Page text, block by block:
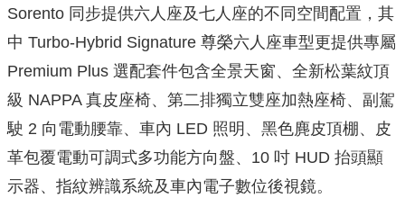
Sorento 同步提供六人座及七人座的不同空間配置，其
中 Turbo-Hybrid Signature 尊榮六人座車型更提供專屬
Premium Plus 選配套件包含全景天窗、全新松葉紋頂
級 NAPPA 真皮座椅、第二排獨立雙座加熱座椅、副駕
駛 2 向電動腰靠、車內 LED 照明、黑色麂皮頂棚、皮
革包覆電動可調式多功能方向盤、10 吋 HUD 抬頭顯
示器、指紋辨識系統及車內電子數位後視鏡。